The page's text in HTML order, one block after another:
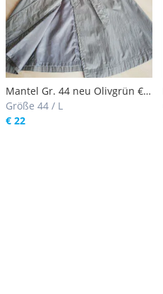
Mantel Gr. 44 neu Olivgrün €
22.00
Größe 44 / L
€ 22